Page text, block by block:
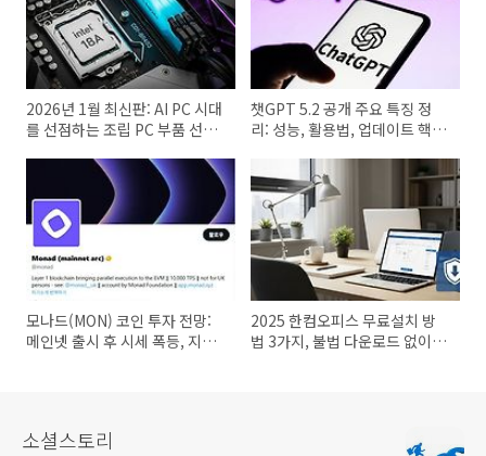
2026년 1월 최신판: AI PC 시대
를 선점하는 조립 PC 부품 선택
챗GPT 5.2 공개 주요 특징 정
리: 성능, 활용법, 업데이트 핵심
모나드(MON) 코인 투자 전망:
메인넷 출시 후 시세 폭등, 지금
2025 한컴오피스 무료설치 방
법 3가지, 불법 다운로드 없이 정
소셜스토리